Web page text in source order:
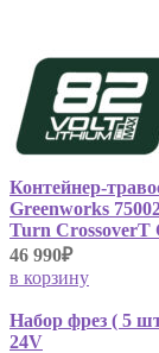
Контейнер-
Greenworks
Turn CrossoverT
46 990₽
в корзину
Набор фрез ( 5
24V